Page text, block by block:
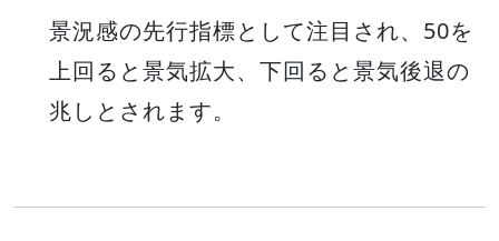
景況感の先行指標として注目され、50を
上回ると景気拡大、下回ると景気後退の
兆しとされます。